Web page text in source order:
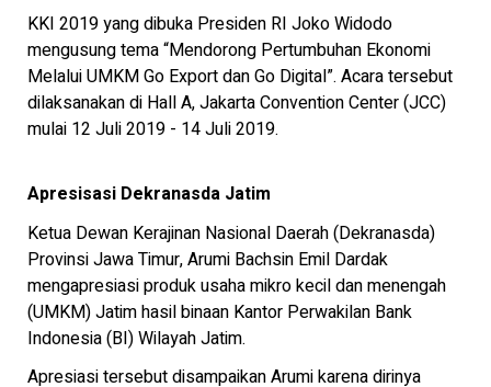
KKI 2019 yang dibuka Presiden RI Joko Widodo
mengusung tema “Mendorong Pertumbuhan Ekonomi
Melalui UMKM Go Export dan Go Digital”. Acara tersebut
dilaksanakan di Hall A, Jakarta Convention Center (JCC)
mulai 12 Juli 2019 - 14 Juli 2019.
Apresisasi Dekranasda Jatim
Ketua Dewan Kerajinan Nasional Daerah (Dekranasda)
Provinsi Jawa Timur, Arumi Bachsin Emil Dardak
mengapresiasi produk usaha mikro kecil dan menengah
(UMKM) Jatim hasil binaan Kantor Perwakilan Bank
Indonesia (BI) Wilayah Jatim.
Apresiasi tersebut disampaikan Arumi karena dirinya